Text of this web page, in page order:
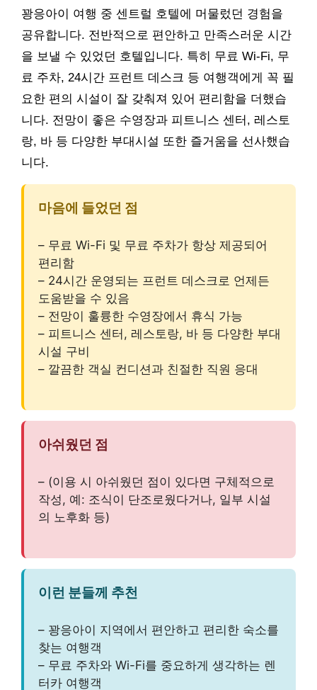
꽝응아이 여행 중 센트럴 호텔에 머물렀던 경험을
공유합니다. 전반적으로 편안하고 만족스러운 시간
을 보낼 수 있었던 호텔입니다. 특히 무료 Wi-Fi, 무
료 주차, 24시간 프런트 데스크 등 여행객에게 꼭 필
요한 편의 시설이 잘 갖춰져 있어 편리함을 더했습
니다. 전망이 좋은 수영장과 피트니스 센터, 레스토
랑, 바 등 다양한 부대시설 또한 즐거움을 선사했습
니다.
마음에 들었던 점
– 무료 Wi-Fi 및 무료 주차가 항상 제공되어
편리함
– 24시간 운영되는 프런트 데스크로 언제든
도움받을 수 있음
– 전망이 훌륭한 수영장에서 휴식 가능
– 피트니스 센터, 레스토랑, 바 등 다양한 부대
시설 구비
– 깔끔한 객실 컨디션과 친절한 직원 응대
아쉬웠던 점
– (이용 시 아쉬웠던 점이 있다면 구체적으로
작성, 예: 조식이 단조로웠다거나, 일부 시설
의 노후화 등)
이런 분들께 추천
– 꽝응아이 지역에서 편안하고 편리한 숙소를
찾는 여행객
– 무료 주차와 Wi-Fi를 중요하게 생각하는 렌
터카 여행객